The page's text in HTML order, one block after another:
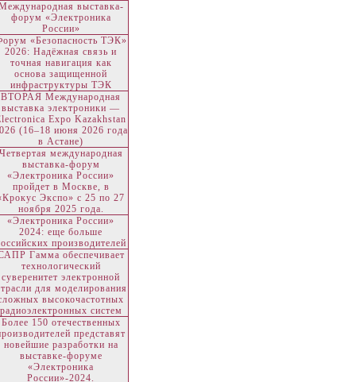
выставка-
форум «Электроника
России»
«Безопасность ТЭК»
2026: Надёжная связь и
точная навигация как
основа защищенной
инфраструктуры ТЭК
ВТОРАЯ Международная
выставка электроники —
Expo Kazakhstan
(16–18 июня 2026 года
в Астане)
международная
выставка-форум
«Электроника России»
пройдет в Москве, в
Экспо» с 25 по 27
ноября 2025 года.
«Электроника России»
2024: еще больше
производителей
Гамма обеспечивает
технологический
суверенитет электронной
для моделирования
высокочастотных
радиоэлектронных систем
Более 150 отечественных
представят
новейшие разработки на
выставке-форуме
«Электроника
России»-2024.